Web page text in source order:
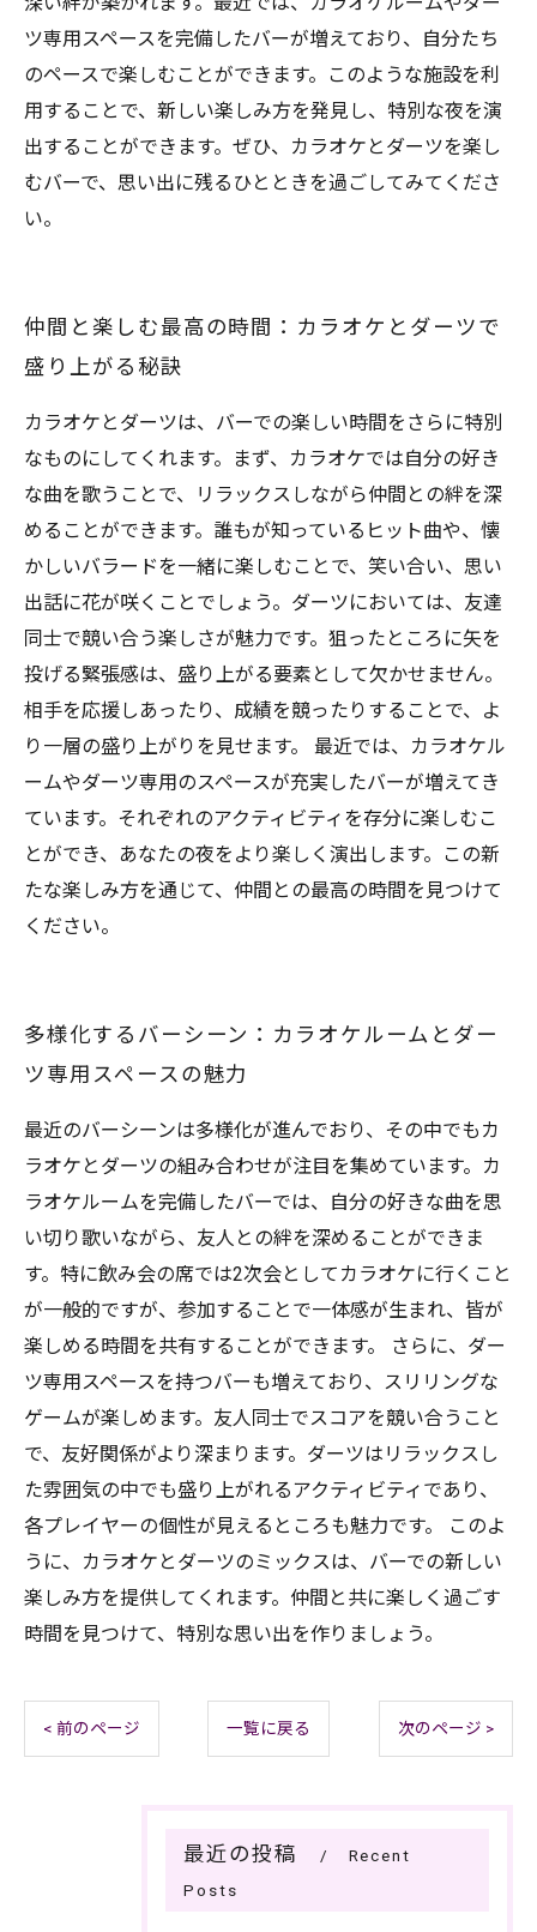
ツ専用スペースを完備したバーが増えており、自分たち
のペースで楽しむことができます。このような施設を利
用することで、新しい楽しみ方を発見し、特別な夜を演
出することができます。ぜひ、カラオケとダーツを楽し
むバーで、思い出に残るひとときを過ごしてみてくださ
い。
仲間と楽しむ最高の時間：カラオケとダーツで
盛り上がる秘訣
カラオケとダーツは、バーでの楽しい時間をさらに特別
なものにしてくれます。まず、カラオケでは自分の好き
な曲を歌うことで、リラックスしながら仲間との絆を深
めることができます。誰もが知っているヒット曲や、懐
かしいバラードを一緒に楽しむことで、笑い合い、思い
出話に花が咲くことでしょう。ダーツにおいては、友達
同士で競い合う楽しさが魅力です。狙ったところに矢を
投げる緊張感は、盛り上がる要素として欠かせません。
相手を応援しあったり、成績を競ったりすることで、よ
り一層の盛り上がりを見せます。 最近では、カラオケル
ームやダーツ専用のスペースが充実したバーが増えてき
ています。それぞれのアクティビティを存分に楽しむこ
とができ、あなたの夜をより楽しく演出します。この新
たな楽しみ方を通じて、仲間との最高の時間を見つけて
ください。
多様化するバーシーン：カラオケルームとダー
ツ専用スペースの魅力
最近のバーシーンは多様化が進んでおり、その中でもカ
ラオケとダーツの組み合わせが注目を集めています。カ
ラオケルームを完備したバーでは、自分の好きな曲を思
い切り歌いながら、友人との絆を深めることができま
す。特に飲み会の席では2次会としてカラオケに行くこと
が一般的ですが、参加することで一体感が生まれ、皆が
楽しめる時間を共有することができます。 さらに、ダー
ツ専用スペースを持つバーも増えており、スリリングな
ゲームが楽しめます。友人同士でスコアを競い合うこと
で、友好関係がより深まります。ダーツはリラックスし
た雰囲気の中でも盛り上がれるアクティビティであり、
各プレイヤーの個性が見えるところも魅力です。 このよ
うに、カラオケとダーツのミックスは、バーでの新しい
楽しみ方を提供してくれます。仲間と共に楽しく過ごす
時間を見つけて、特別な思い出を作りましょう。
< 前のページ 一覧に戻る 次のページ >
最近の投稿
Recent
Posts